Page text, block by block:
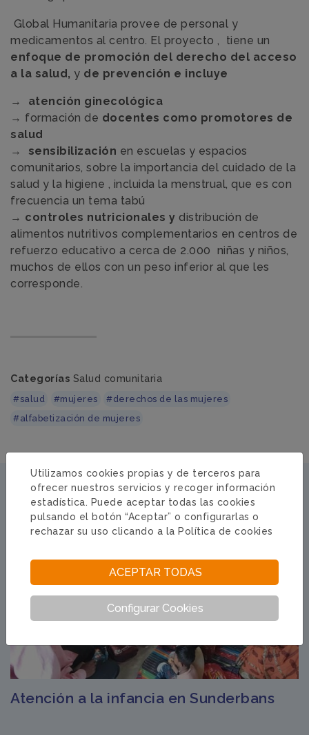
Global Humanitaria provee de personal y
medicamentos al centro. El proyecto , tiene un
enfoque de promoción del derecho del acceso
a la salud, y de prevención e incluye
→ atención ginecológica
→ formación de docentes como promotores de
salud
→
sensibilización en escuelas y espacios
comunitarios, sobre la importancia del cuidado de la
salud y la higiene , incluida la menstrual, que es con
frecuencia un tema tabú
→ controles nutricionales y distribución de
alimentos nutritivos complementarios en centros de
refuerzo educativo a cerca de 2.000 niñas y niños,
muchos de ellos con un peso inferior al que les
corresponde.
Categorías Salud comunitaria
#salud #mujeres
#derechos de las mujeres
#alfabetización de mujeres
NOTICIAS RELACIONADAS
INDIA · 15/04/2025
Atención a la infancia en Sunderbans
Utilizamos cookies propias y de terceros para
ofrecer nuestros servicios y recoger información
estadística. Puede aceptar todas las cookies
pulsando el botón “Aceptar” o configurarlas o
rechazar su uso clicando a la Política de cookies
ACEPTAR TODAS
Configurar Cookies